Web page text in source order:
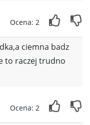
Ocena: 2
ciemna badz
to raczej trudno
Ocena: 2